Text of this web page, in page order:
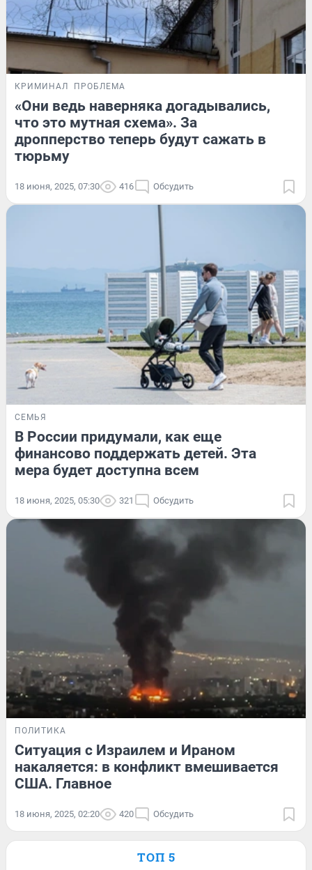
КРИМИНАЛ ПРОБЛЕМА
«Они ведь наверняка догадывались,
что это мутная схема». За
дропперство теперь будут сажать в
тюрьму
18 июня, 2025, 07:30 416 Обсудить
СЕМЬЯ
В России придумали, как еще
финансово поддержать детей. Эта
мера будет доступна всем
18 июня, 2025, 05:30 321 Обсудить
ПОЛИТИКА
Ситуация с Израилем и Ираном
накаляется: в конфликт вмешивается
США. Главное
18 июня, 2025, 02:20 420 Обсудить
ТОП 5